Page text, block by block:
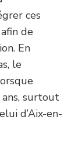
ces
de
En
le
ans, surtout
d’Aix-en-